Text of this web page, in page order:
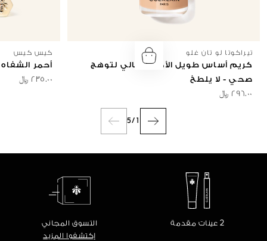
تيراكوتا لو تان غلو
كريم أساس طويل الأمد ومثالي لتوهج
صحي - لا يلطخ
٢٩٦.٠٠ ﷼
كيس كيس
أحمر
٢٣٥.٠٠ ﷼
1
/
5
2 عينات مقدمة
التسوق المجاني
إكتشفوا المزيد